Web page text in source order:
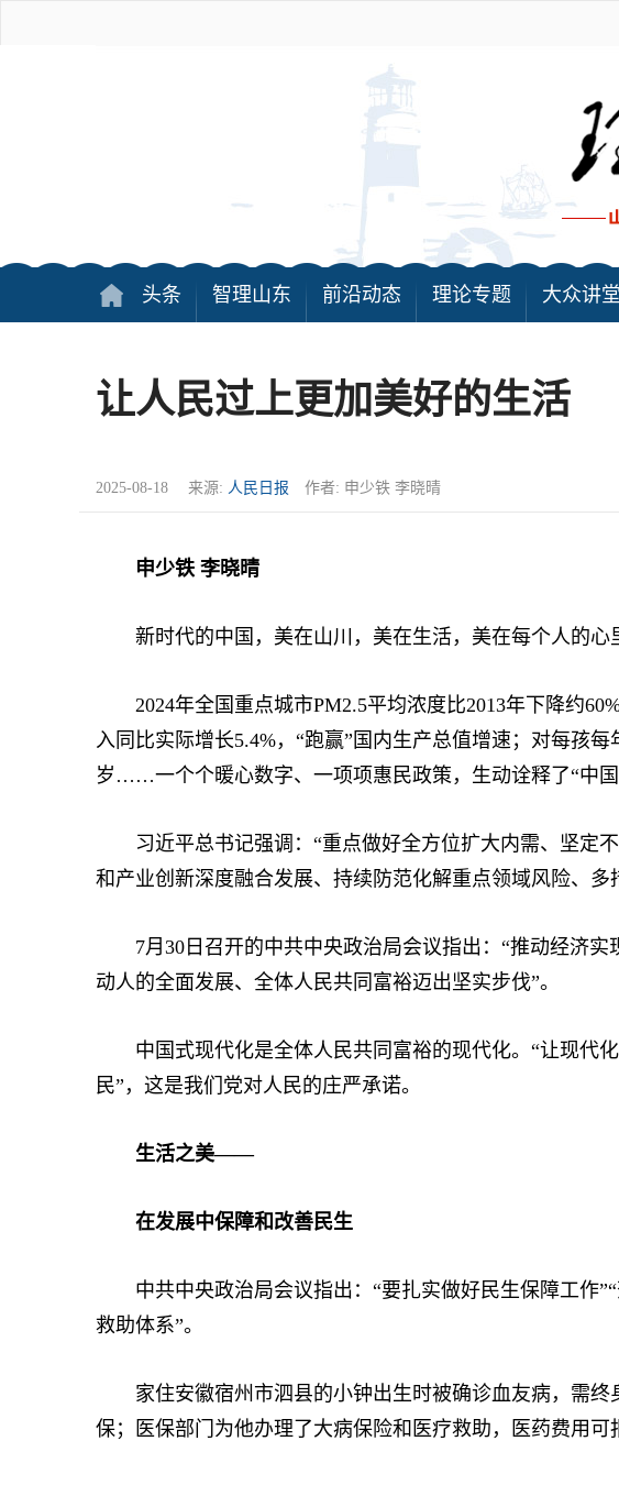
头条 智理山东 前沿动态 理论专题 大众讲堂
让人民过上更加美好的生活
2025-08-18 来源: 人民日报 作者: 申少铁 李晓晴
申少铁 李晓晴
新时代的中国，美在山川，美在生活，美在每个人的心
2024年全国重点城市PM2.5平均浓度比2013年下降约
入同比实际增长5.4%，“跑赢”国内生产总值增速；对每孩每
岁……一个个暖心数字、一项项惠民政策，生动诠释了“中国
习近平总书记强调：“重点做好全方位扩大内需、坚定
和产业创新深度融合发展、持续防范化解重点领域风险、多
7月30日召开的中共中央政治局会议指出：“推动经济实
动人的全面发展、全体人民共同富裕迈出坚实步伐”。
中国式现代化是全体人民共同富裕的现代化。“让现代
民”，这是我们党对人民的庄严承诺。
生活之美——
在发展中保障和改善民生
中共中央政治局会议指出：“要扎实做好民生保障工作
救助体系”。
家住安徽宿州市泗县的小钟出生时被确诊血友病，需终
保；医保部门为他办理了大病保险和医疗救助，医药费用可